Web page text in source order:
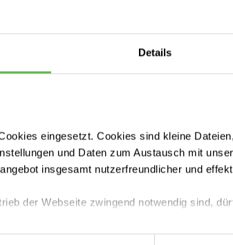
Details
eingesetzt. Cookies sind kleine
und Daten zum Austausch mit
insgesamt nutzerfreundlicher und
der Webseite zwingend notwendig sind,
Oberarzt Allgemein-, Viszeral-,
Onkologische Chirurgie |
Darmzentrum